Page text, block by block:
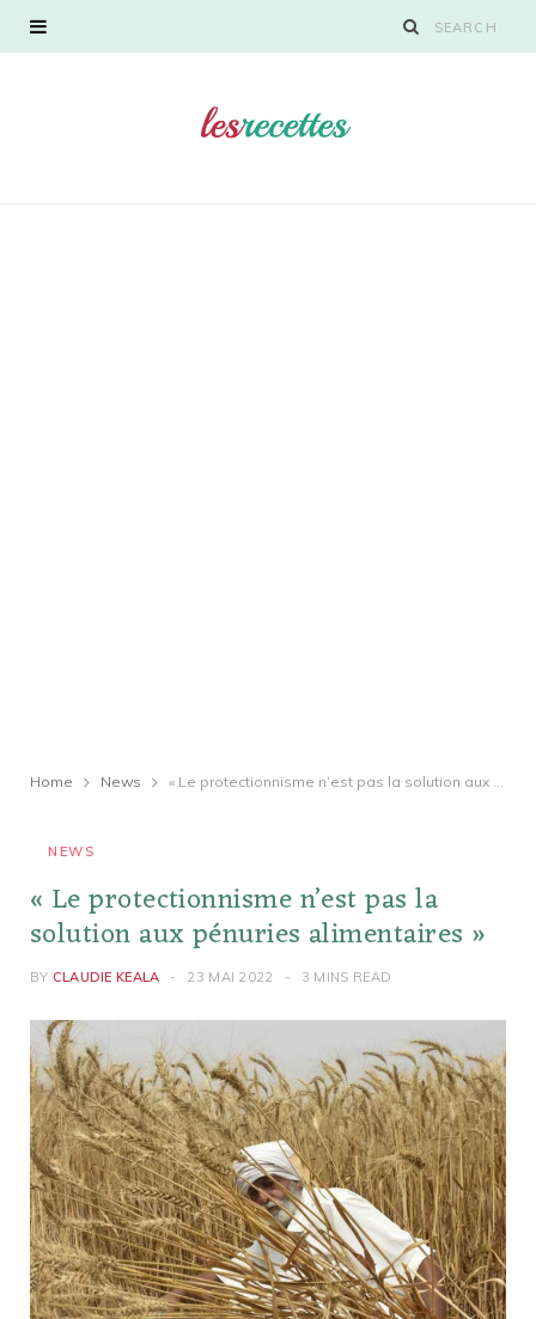
Home News « Le protectionnisme n’est pas la solution aux pénuries alimentaires »
NEWS
« Le protectionnisme n’est pas la
solution aux pénuries alimentaires »
BY CLAUDIE KEALA 23 MAI 2022 3 MINS READ